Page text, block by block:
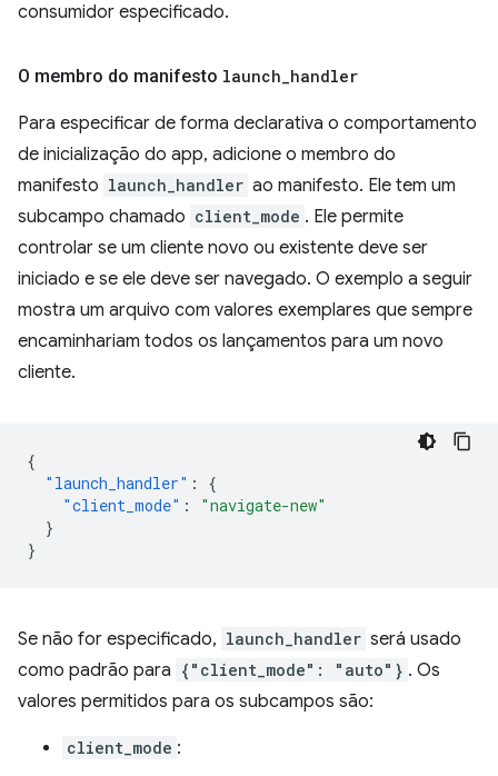
consumidor especificado.
O membro do manifesto launch_handler
Para especificar de forma declarativa o comportamento
de inicialização do app, adicione o membro do
manifesto launch_handler ao manifesto. Ele tem um
subcampo chamado client_mode . Ele permite
controlar se um cliente novo ou existente deve ser
iniciado e se ele deve ser navegado. O exemplo a seguir
mostra um arquivo com valores exemplares que sempre
encaminhariam todos os lançamentos para um novo
cliente.
{
"launch_handler" :
{
"client_mode" :
"navigate-new"
}
}
Se não for especificado, launch_handler será usado
como padrão para {"client_mode": "auto"} . Os
valores permitidos para os subcampos são:
client_mode :